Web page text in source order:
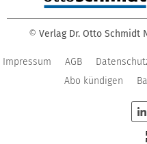
© Verlag Dr. Otto Schmidt
Impressum AGB
Abo kündigen